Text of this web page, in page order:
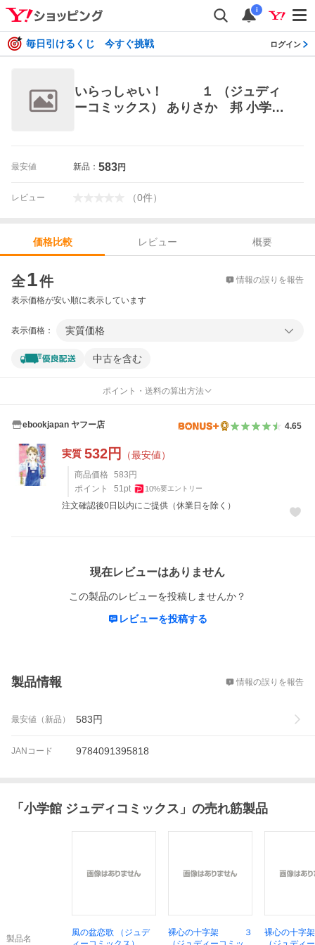
i
毎日引けるくじ 今すぐ挑戦 ログイン
いらっしゃい！ １ （ジュディ
ーコミックス） ありさか 邦 小学館
最安値 新品： 583円
レビュー （0件）
価格比較 レビュー
概要
全1件 情報の誤りを報告
表示価格が安い順に表示しています
表示価格： 実質価格
中古を含む
ポイント・送料の算出方法
ebookjapan ヤフー店 4.65
実質 532円 （最安値）
商品価格 583 円
ポイント
51pt 10%要エントリー
注文確認後0日以内にご提供（休業日を除く）
現在レビューはありません
この製品のレビューを投稿しませんか？
レビューを投稿する
製品情報 情報の誤りを報告
最安値（新品） 583円
JANコード 9784091395818
「 小学館 ジュディコミックス 」の売れ筋製品
製品名
風の盆恋歌 （ジュデ
裸心の十字架 ３
裸心の十